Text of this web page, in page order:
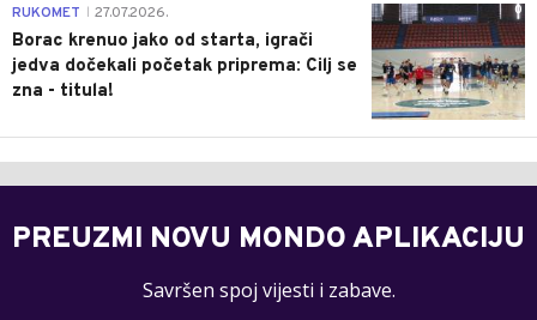
0
RUKOMET 27.07.2026.
Borac krenuo jako od starta, igrači
jedva dočekali početak priprema: Cilj se
zna - titula!
PREUZMI NOVU MONDO APLIKACIJU
Savršen spoj vijesti i zabave.